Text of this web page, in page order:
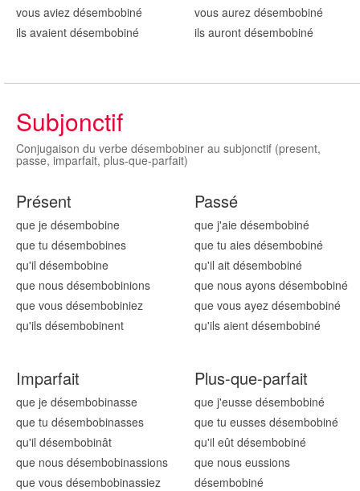
vous aviez désembobiné
ils avaient désembobiné
vous aurez désembobiné
ils auront désembobiné
Subjonctif
Conjugaison du verbe désembobiner au subjonctif (present,
passe, imparfait, plus-que-parfait)
Présent
que je désembobine
que tu désembobines
qu'il désembobine
que nous désembobinions
que vous désembobiniez
qu'ils désembobinent
Passé
que j'aie désembobiné
que tu aies désembobiné
qu'il ait désembobiné
que nous ayons désembobiné
que vous ayez désembobiné
qu'ils aient désembobiné
Imparfait
que je désembobinasse
que tu désembobinasses
qu'il désembobinât
que nous désembobinassions
que vous désembobinassiez
Plus-que-parfait
que j'eusse désembobiné
que tu eusses désembobiné
qu'il eût désembobiné
que nous eussions
désembobiné